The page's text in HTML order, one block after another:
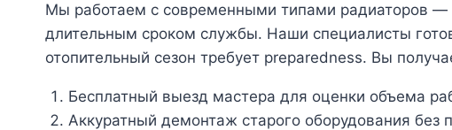
Мы работаем с современными типами радиаторов —
длительным сроком службы. Наши специалисты
отопительный сезон требует preparedness. Вы
Бесплатный выезд мастера для оценки объема
Аккуратный демонтаж старого оборудования